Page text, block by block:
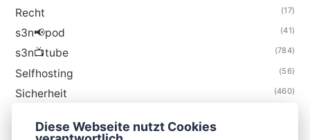
Recht (17)
s3n📢pod (41)
s3n📺tube (784)
Selfhosting (56)
Sicherheit (460)
Thunderbird
Diese Webseite nutzt Cookies